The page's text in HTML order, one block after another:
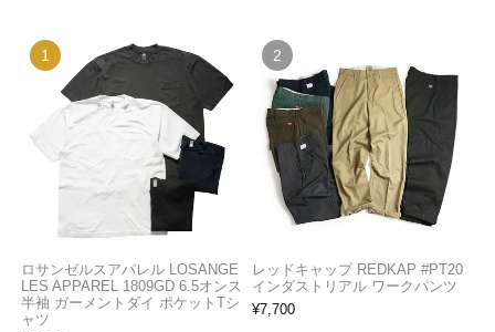
ロサンゼルスアパレル LOSANGE
LES APPAREL 1809GD 6.5オンス
半袖 ガーメントダイ ポケットTシ
ャツ
レッドキャップ REDKAP #PT20
インダストリアル ワークパンツ
¥7,700